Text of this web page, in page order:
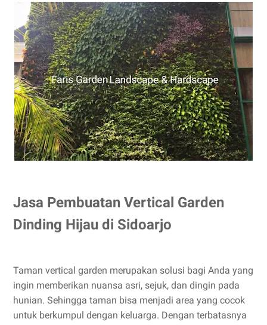
Jasa Pembuatan Vertical Garden
Dinding Hijau di Sidoarjo
Taman vertical garden merupakan solusi bagi Anda yang
ingin memberikan nuansa asri, sejuk, dan dingin pada
hunian. Sehingga taman bisa menjadi area yang cocok
untuk berkumpul dengan keluarga. Dengan terbatasnya